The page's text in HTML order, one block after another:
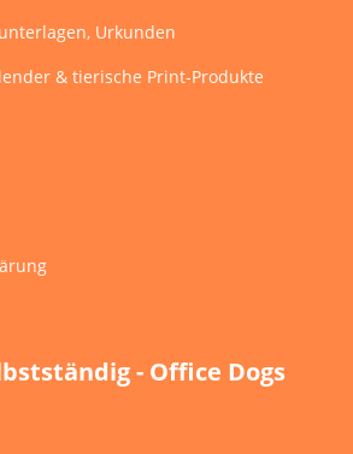
Urkunden
& tierische Print-Produkte
- Office Dogs